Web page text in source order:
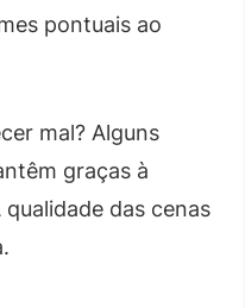
pontuais ao
mal? Alguns
graças à
das cenas